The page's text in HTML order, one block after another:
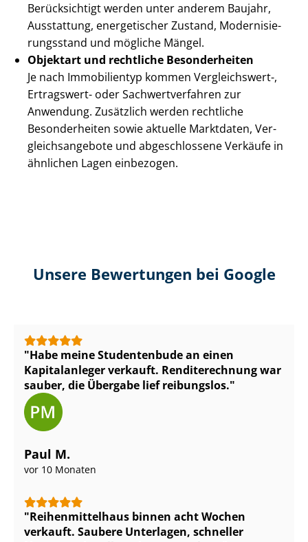
Berücksichtigt werden unter anderem Baujahr,
Ausstattung, energetischer Zustand, Mo­der­ni­sie­
rungs­stand und mögliche Mängel.
Objektart und rechtliche Besonderheiten
Je nach Immobilientyp kommen Vergleichswert-,
Ertragswert- oder Sach­wert­ver­fah­ren zur
Anwendung. Zusätzlich werden rechtliche
Besonderheiten sowie aktuelle Marktdaten, Ver­
gleichs­an­ge­bo­te und abgeschlossene Verkäufe in
ähnlichen Lagen einbezogen.
Unsere Bewertungen bei Google
Habe meine Studentenbude an einen
Kapitalanleger verkauft. Renditerechnung war
sauber, die Übergabe lief reibungslos.
Paul M.
vor 10 Monaten
Rei­hen­mit­tel­haus binnen acht Wochen
verkauft. Saubere Unterlagen, schneller